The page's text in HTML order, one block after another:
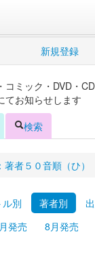
新規登録
コミック・DVD・
てお知らせします
検索
著者５０音順（ひ）
ル別 著者別
発売 8月発売